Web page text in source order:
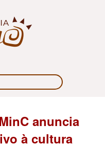
anuncia
à cultura